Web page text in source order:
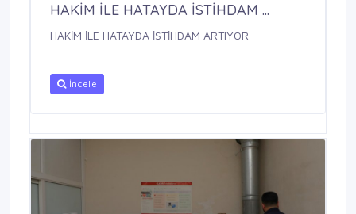
HAKİM İLE HATAYDA İSTİHDAM ...
HAKİM İLE HATAYDA İSTİHDAM ARTIYOR
İncele